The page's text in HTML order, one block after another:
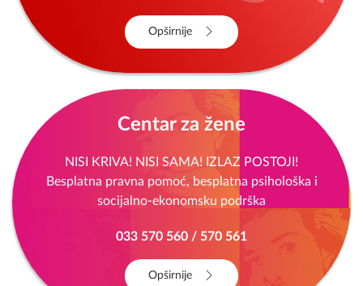
Opširnije
Centar za žene
NISI KRIVA! NISI SAMA! IZLAZ POSTOJI!
Besplatna pravna pomoć, besplatna psihološka i
socijalno-ekonomsku podrška
033 570 560 / 570 561
Opširnije